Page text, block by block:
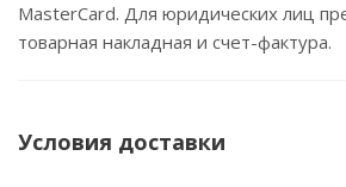
MasterCard. Для юридических лиц
товарная накладная и счет-фактура.
Условия доставки